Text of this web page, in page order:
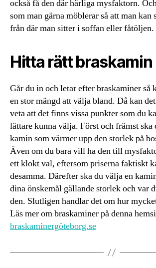
också få den där härliga mysfaktorn.
som man gärna möblerar så att man kan
från där man sitter i soffan eller fåtöljen.
Hitta rätt braskamin
Går du in och letar efter braskaminer så
en stor mängd att välja bland. Då kan
veta att det finns vissa punkter som du
lättare kunna välja. Först och främst ska
kamin som värmer upp den storlek på
Även om du bara vill ha den till
ett klokt val, eftersom priserna faktiskt
desamma. Därefter ska du välja en
dina önskemål gällande storlek och var
den. Slutligen handlar det om hur
Läs mer om braskaminer på denna
braskaminergöteborg.se